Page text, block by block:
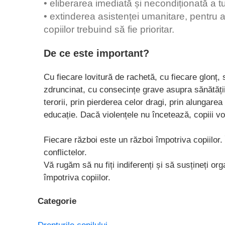
• eliberarea imediată și necondiționată a
• extinderea asistenței umanitare, pentru
copiilor trebuind să fie prioritar.
De ce este important?
Cu fiecare lovitură de rachetă, cu fiecare
zdruncinat, cu consecințe grave asupra
terorii, prin pierderea celor dragi, prin
educație. Dacă violențele nu încetează, copiii
Fiecare război este un război împotriva
conflictelor.
Vă rugăm să nu fiți indiferenți și să susțineți
împotriva copiilor.
Categorie